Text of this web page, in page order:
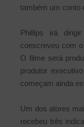
também um conto
Phillips irá
coescreveu com
O filme será
produtor
começam ainda
Um dos atores
recebeu três